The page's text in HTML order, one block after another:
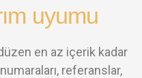
uyumu
en az içerik kadar
referanslar,